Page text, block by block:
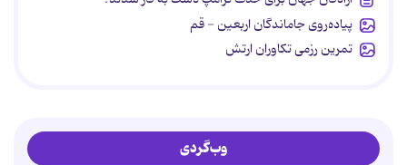
پیاده‌روی جاماندگان اربعین - قم
تمرین رزمی تکاوران ارتش
وب‌گردی